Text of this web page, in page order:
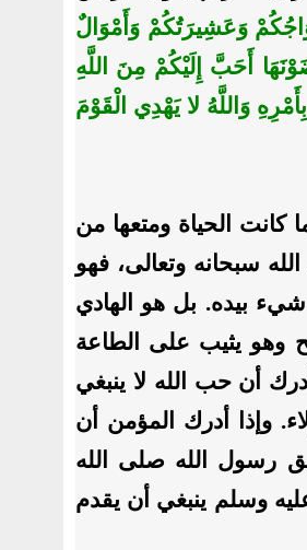
وَعَشِيرَتُكُمْ وَأَمْوَالٌ
أَحَبَّ إِلَيْكُمْ مِنَ اللَّهِ
وَاللَّهُ لا يَهْدِي الْقَوْمَ
الحياة ومتعها من
سبحانه وتعالى، فهو
شيء بيده. بل هو الهادي
وهو يثيب على الطاعة
أن حب الله لا ينبغي
وإذا أدرك المؤمن أن
رسول الله صلى الله
وسلم ينبغي أن يقدم